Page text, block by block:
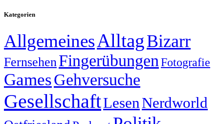
Kategorien
AllgemeinesAlltagBizarr
FernsehenFingerübungen Fotografie
GamesGehversuche
GesellschaftLesenNerdworld